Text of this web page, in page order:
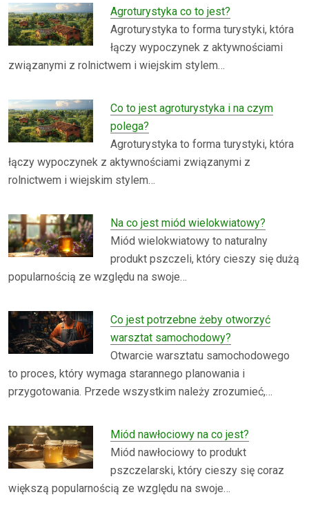
Agroturystyka co to jest?
Agroturystyka to forma turystyki, która
łączy wypoczynek z aktywnościami
związanymi z rolnictwem i wiejskim stylem…
Co to jest agroturystyka i na czym
polega?
Agroturystyka to forma turystyki, która
łączy wypoczynek z aktywnościami związanymi z
rolnictwem i wiejskim stylem…
Na co jest miód wielokwiatowy?
Miód wielokwiatowy to naturalny
produkt pszczeli, który cieszy się dużą
popularnością ze względu na swoje…
Co jest potrzebne żeby otworzyć
warsztat samochodowy?
Otwarcie warsztatu samochodowego
to proces, który wymaga starannego planowania i
przygotowania. Przede wszystkim należy zrozumieć,…
Miód nawłociowy na co jest?
Miód nawłociowy to produkt
pszczelarski, który cieszy się coraz
większą popularnością ze względu na swoje…